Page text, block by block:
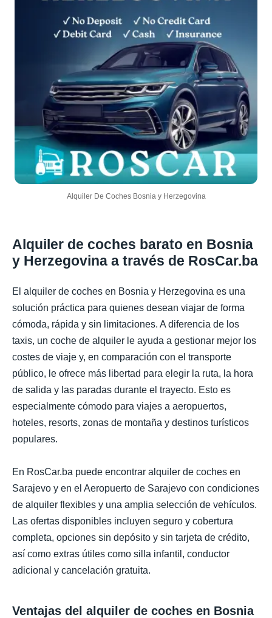
Alquiler De Coches Bosnia y Herzegovina
Alquiler de coches barato en Bosnia
y Herzegovina a través de RosCar.ba
El alquiler de coches en Bosnia y Herzegovina es una
solución práctica para quienes desean viajar de forma
cómoda, rápida y sin limitaciones. A diferencia de los
taxis, un coche de alquiler le ayuda a gestionar mejor los
costes de viaje y, en comparación con el transporte
público, le ofrece más libertad para elegir la ruta, la hora
de salida y las paradas durante el trayecto. Esto es
especialmente cómodo para viajes a aeropuertos,
hoteles, resorts, zonas de montaña y destinos turísticos
populares.
En RosCar.ba puede encontrar alquiler de coches en
Sarajevo y en el Aeropuerto de Sarajevo con condiciones
de alquiler flexibles y una amplia selección de vehículos.
Las ofertas disponibles incluyen seguro y cobertura
completa, opciones sin depósito y sin tarjeta de crédito,
así como extras útiles como silla infantil, conductor
adicional y cancelación gratuita.
Ventajas del alquiler de coches en Bosnia